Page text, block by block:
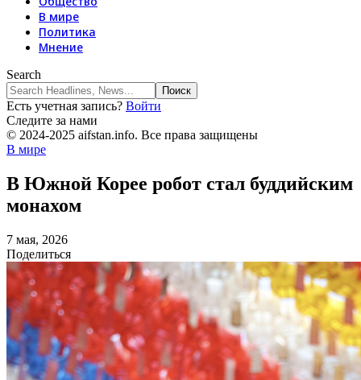
В мире
Политика
Мнение
Search
Есть учетная запись? Войти
Следите за нами
© 2024-2025 aifstan.info. Все права защищены
В мире
В Южной Корее робот стал буддийским
монахом
7 мая, 2026
Поделиться